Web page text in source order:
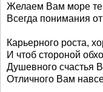
Желаем Вам море
Всегда понимания
Карьерного роста,
И чтоб стороной
Душевного счастья
Отличного Вам